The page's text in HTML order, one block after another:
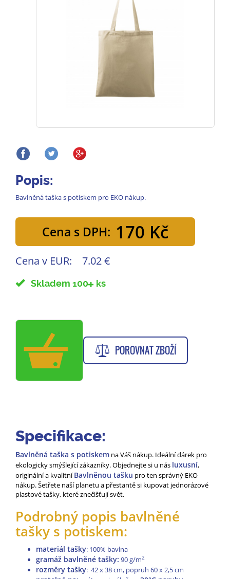
Popis:
Bavlněná taška s potiskem pro EKO nákup.
Cena s DPH: 170 Kč
Cena v EUR: 7.02 €
Skladem 100 ks
POROVNAT ZBOŽÍ
Specifikace:
Bavlněná taška s potiskem na Váš nákup. Ideální dárek pro
ekologicky smýšlející zákazníky. Objednejte si u nás luxusní,
originální a kvalitníBavlněnou tašku pro ten správný EKO
nákup. Šetřete naší planetu a přestantě si kupovat jednorázové
plastové tašky, které znečišťují svět.
Podrobný popis bavlněné
tašky s potiskem:
materiál tašky: 100% bavlna
gramáž bavlněné tašky: 90 g/m2
rozměry tašky: 42 x 38 cm, popruh 60 x 2,5 cm